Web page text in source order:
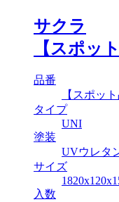
サクラ
【スポッ
品番
【スポッ
タイプ
UNI
塗装
UVウレタ
サイズ
入数